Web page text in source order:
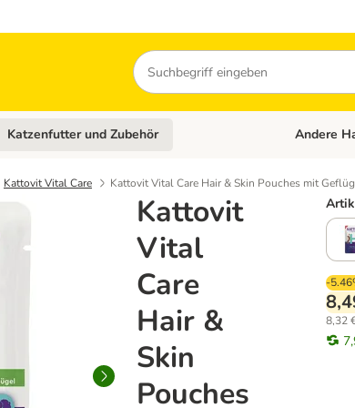
Suchen
Kategorie-Menü öffnen: Hundefutter und Zubehör
Katzenfutter und Zubehör Kategorie-
Andere
Kattovit Vital Care Kattovit Vital Care Hair & Skin Pouches mit
Kattovit
Vital
Care
Hair &
Skin
Pouches
-
8,32